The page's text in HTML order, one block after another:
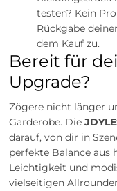
testen? Kein
Rückgabe
dem Kauf zu.
Bereit für
Upgrade?
Zögere nicht länger
Garderobe. Die
darauf, von dir in
perfekte Balance
Leichtigkeit und
vielseitigen